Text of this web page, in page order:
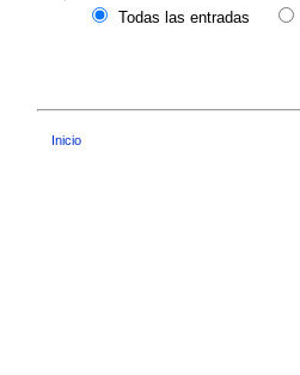
Todas las entradas
Inicio